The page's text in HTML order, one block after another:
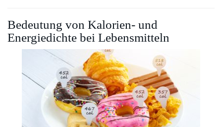
Bedeutung von Kalorien- und
Energiedichte bei Lebensmitteln